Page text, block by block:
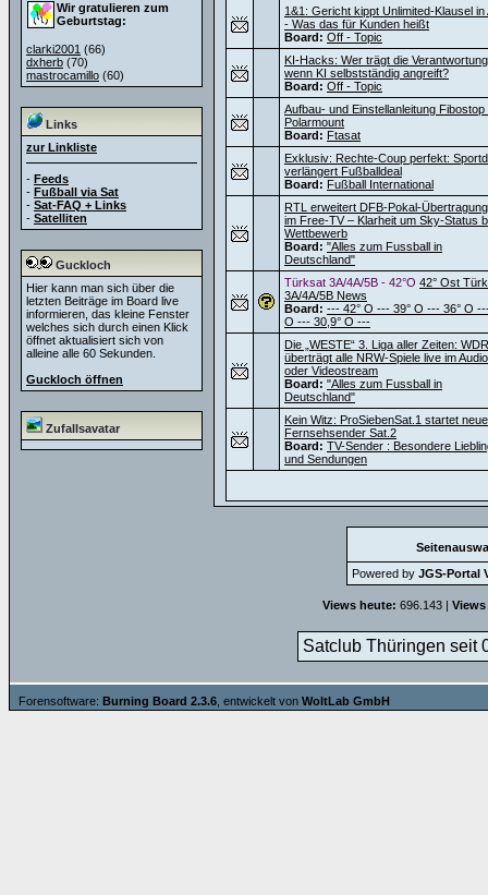
Wir gratulieren zum
Geburtstag:
clarki2001 (66)
dxherb (70)
mastrocamillo (60)
Links
zur Linkliste
- Feeds
- Fußball via Sat
- Sat-FAQ + Links
- Satelliten
Guckloch
Hier kann man sich über die
letzten Beiträge im Board live
informieren, das kleine Fenster
welches sich durch einen Klick
öffnet aktualisiert sich von
alleine alle 60 Sekunden.
Guckloch öffnen
Zufallsavatar
1&1: Gericht kippt Unlimited-Klausel in
- Was das für Kunden heißt
Board: Off - Topic
KI-Hacks: Wer trägt die
wenn KI selbstständig angreift?
Board: Off - Topic
Aufbau- und Einstellanleitung Fibostop
Polarmount
Board: Ftasat
Exklusiv: Rechte-Coup perfekt:
verlängert Fußballdeal
Board: Fußball International
RTL erweitert DFB-Pokal-
im Free-TV – Klarheit um Sky-Status
Wettbewerb
Board: "Alles zum Fussball in
Deutschland"
Türksat 3A/4A/5B - 42°O 42° Ost
3A/4A/5B News
Board: --- 42° O --- 39° O --- 36° O
O --- 30,9° O ---
Die „WESTE“ 3. Liga aller Zeiten: WDR
überträgt alle NRW-Spiele live im
oder Videostream
Board: "Alles zum Fussball in
Deutschland"
Kein Witz: ProSiebenSat.1 startet
Fernsehsender Sat.2
Board: TV-Sender : Besondere
und Sendungen
Powered by JGS-Portal
Views heute: 696.143 |
Satclub Thüringen seit
Forensoftware: Burning Board 2.3.6 , entwickelt von WoltLab GmbH